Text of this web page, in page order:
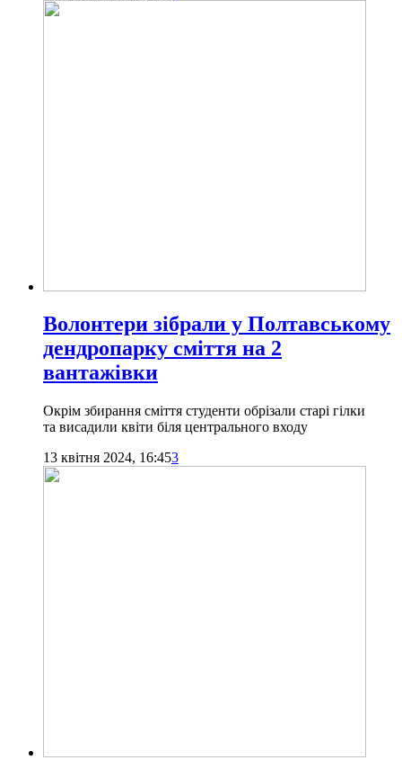
Волонтери зібрали у Полтавському
дендропарку сміття на 2
вантажівки
Окрім збирання сміття студенти обрізали старі гілки
та висадили квіти біля центрального входу
13 квітня 2024, 16:453